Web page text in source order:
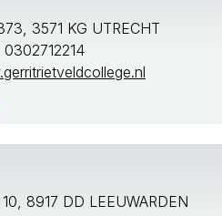
3571 KG UTRECHT
8917 DD LEEUWARDEN